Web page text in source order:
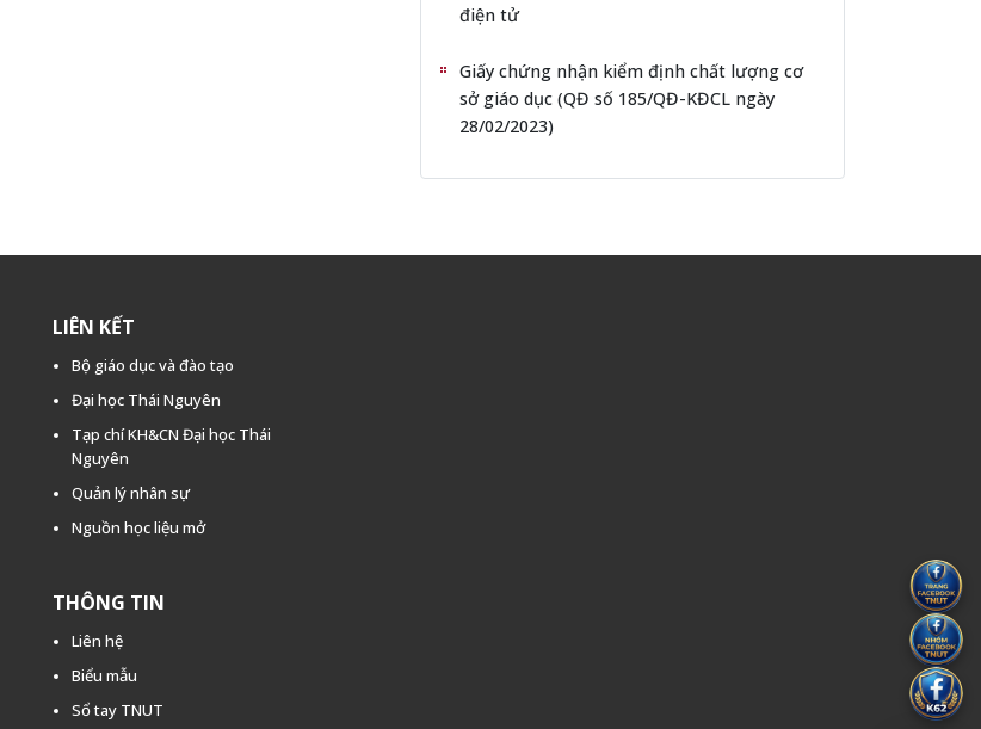
điện tử
Giấy chứng nhận kiểm định chất lượng cơ
sở giáo dục (QĐ số 185/QĐ-KĐCL ngày
28/02/2023)
LIÊN KẾT
Bộ giáo dục và đào tạo
Đại học Thái Nguyên
Tạp chí KH&CN Đại học Thái
Nguyên
Quản lý nhân sự
Nguồn học liệu mở
THÔNG TIN
Liên hệ
Biểu mẫu
Sổ tay TNUT